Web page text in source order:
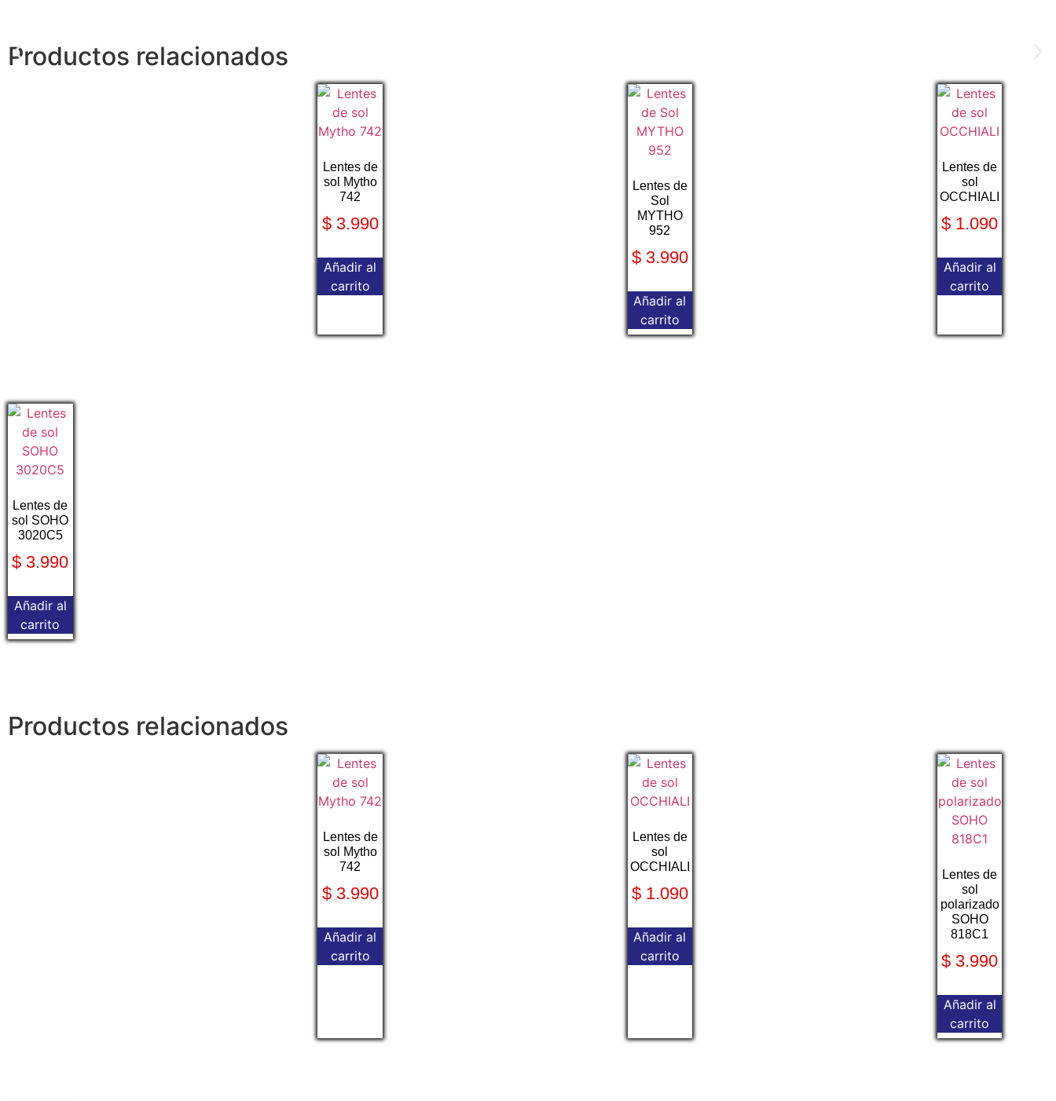
Productos relacionados
Lentes de
sol Mytho
742
$3.990
Añadir al
carrito
Lentes de
Sol
MYTHO
952
$3.990
Añadir al
carrito
Lentes de
sol
OCCHIALI
$ 1.090
Añadir al
carrito
Lentes de
sol SOHO
3020C5
$ 3.990
Añadir al
carrito
Productos relacionados
Lentes de
sol Mytho
742
$3.990
Añadir al
carrito
Lentes de
sol
OCCHIALI
$1.090
Añadir al
carrito
Lentes de
sol
polarizado
SOHO
818C1
$ 3.990
Añadir al
carrito